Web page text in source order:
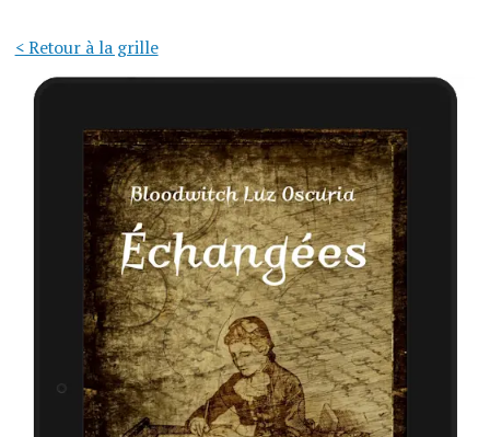
< Retour à la grille